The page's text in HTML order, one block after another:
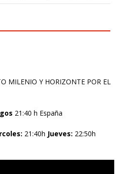
MILENIO Y HORIZONTE POR EL
21:40 h España
21:40h Jueves: 22:50h